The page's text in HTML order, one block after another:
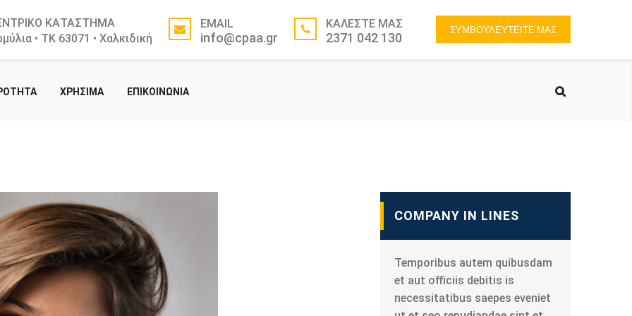
ΣΥΜΒΟΥΛΕΥΤΕΙΤΕ ΜΑΣ
ΚΑΤΑΣΤΗΜΑ
• ΤΚ 63071 • Χαλκιδική
EMAIL
info@cpaa.gr
ΚΑΛΕΣΤΕ ΜΑΣ
2371 042 130
ΧΡΗΣΙΜΑ ΕΠΙΚΟΙΝΩΝΙΑ
COMPANY IN LINES
Temporibus autem quibusdam
et aut officiis debitis is
necessitatibus saepes eveniet